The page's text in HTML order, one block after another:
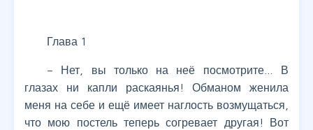
Глава 1
– Нет, вы только на неё посмотрите… В
глазах ни капли раскаянья! Обманом женила
меня на себе и ещё имеет наглость возмущаться,
что мою постель теперь согревает другая! Вот